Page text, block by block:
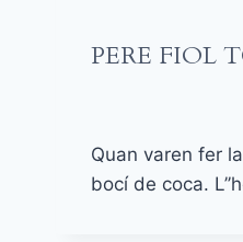
PERE FIOL
Quan varen fer
bocí de coca.